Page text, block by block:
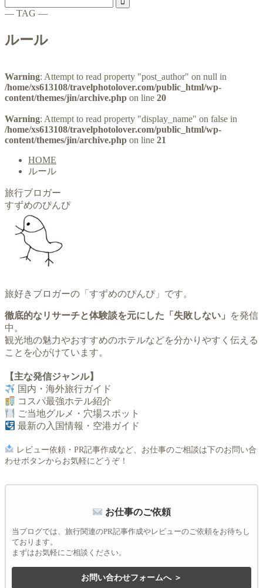
― TAG ―
ルール
Warning: Attempt to read property "post_author" on null in
/home/xs613108/travelphotolover.com/public_html/wp-
content/themes/jin/archive.php on line 20
Warning: Attempt to read property "display_name" on false in
/home/xs613108/travelphotolover.com/public_html/wp-
content/themes/jin/archive.php on line 21
HOME
ルール
旅行ブロガー
すずめのぴんぴ
旅好きブロガーの「すずめのぴんぴ」です。
徹底的なリサーチと体験談を元にした「失敗しない」
を発信
中。
観光地の魅力やおすすめのホテルなどを分かりやすく伝える
ことを心がけています。
【主な発信ジャンル】
国内・海外旅行ガイド
コスパ最強ホテル紹介
ご当地グルメ・穴場スポット
最新の入国情報・空港ガイド
レビュー依頼・PR記事作成など、お仕事のご相談は下のお問い合
わせボタンからお気軽にどうぞ！
お仕事のご依頼
当ブログでは、旅行関連のPR記事作成やレビューのご依頼をお待ちし
ております。
まずはお気軽にご相談ください。
お問い合わせフォームへ ＞